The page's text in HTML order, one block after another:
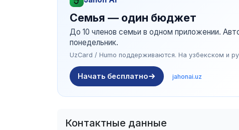
Семья — один бюджет
До 10 членов семьи в одном приложении.
понедельник.
UzCard / Humo поддерживаются. На узбекском и
Начать бесплатно jahonai.uz
Контактные данные